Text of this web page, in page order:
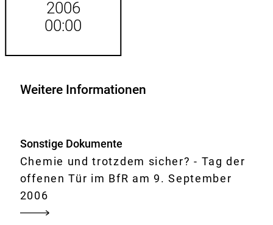
2006
00:00
Weitere Informationen
Sonstige Dokumente
Chemie und trotzdem sicher? - Tag der
offenen Tür im BfR am 9. September
2006